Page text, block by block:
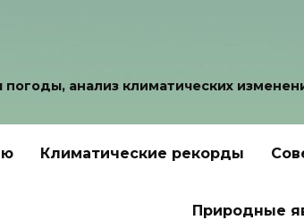
анализ климатических
Климатические рекорды
Природные